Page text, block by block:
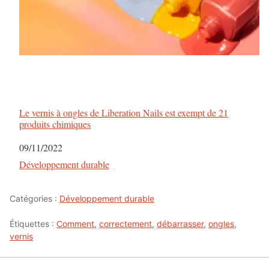
Le vernis à ongles de Liberation Nails est exempt de 21
produits chimiques
Date
09/11/2022
Par rapport à
Développement durable
Catégories : Développement durable
Étiquettes : Comment, correctement, débarrasser, ongles,
vernis